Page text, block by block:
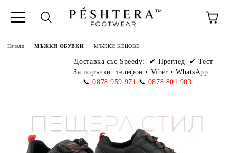
Начало МЪЖКИ ОБУВКИ МЪЖКИ КЕЦОВЕ
Доставка със Speedy:
✔ Преглед ✔ Тест
За поръчки: телефон• Viber • WhatsApp
📞 0878 959 971 📞 0878 801 903